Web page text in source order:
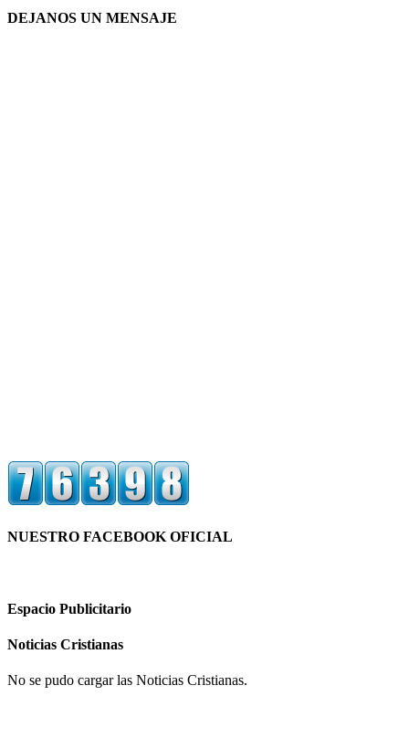
DEJANOS UN MENSAJE
NUESTRO FACEBOOK OFICIAL
Espacio Publicitario
Noticias Cristianas
No se pudo cargar las Noticias Cristianas.